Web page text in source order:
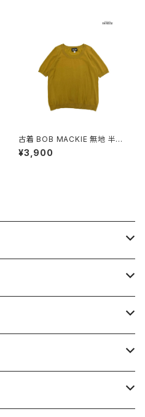
古着 BOB MACKIE 無地 半袖
ニット マスタード 黄 (ttu25090
76)
¥3,900